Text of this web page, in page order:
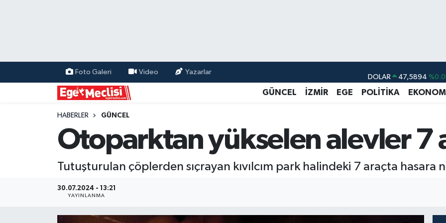
Foto Galeri Video Yazarlar
EURO 55,0398 %-
BİST100 13.703
BITCOIN 64.927,78
GÜNCEL İZMİR EGE POLİTİKA EKONOMİ
HABERLER GÜNCEL
Otoparktan yükselen alevler 7
Tutuşturulan çöplerden sıçrayan kıvılcım park halindeki 7 araçta hasara
30.07.2024 - 13:21
YAYINLANMA
EKONOMİ
GÜNCEL
ÖZEL HABER
POLİTİKA
Programlar